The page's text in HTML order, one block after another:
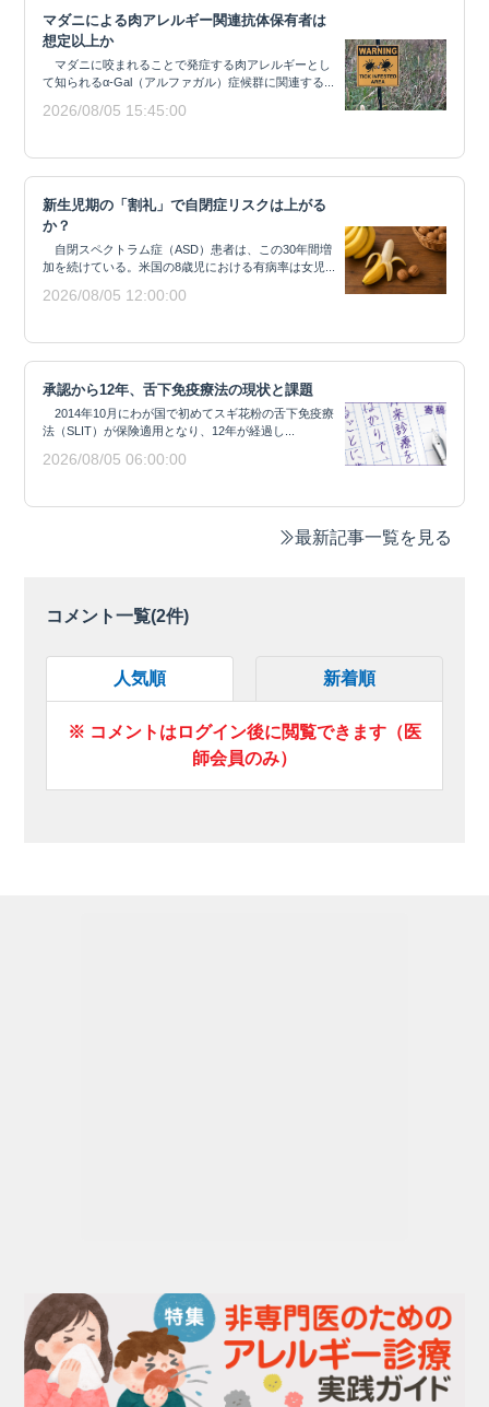
マダニによる肉アレルギー関連抗体保有者は
想定以上か
マダニに咬まれることで発症する肉アレルギーとし
て知られるα-Gal（アルファガル）症候群に関連する...
2026/08/05 15:45:00
新生児期の「割礼」で自閉症リスクは上がる
か？
自閉スペクトラム症（ASD）患者は、この30年間増
加を続けている。米国の8歳児における有病率は女児...
2026/08/05 12:00:00
承認から12年、舌下免疫療法の現状と課題
2014年10月にわが国で初めてスギ花粉の舌下免疫療
法（SLIT）が保険適用となり、12年が経過し...
2026/08/05 06:00:00
最新記事一覧を見る
コメント一覧(2件)
人気順 新着順
※ コメントはログイン後に閲覧できます（医
師会員のみ）